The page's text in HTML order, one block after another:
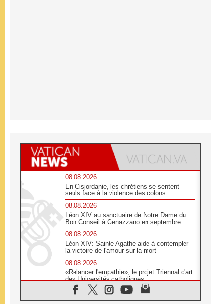
08.08.2026
En Cisjordanie, les chrétiens se sentent
seuls face à la violence des colons
08.08.2026
Léon XIV au sanctuaire de Notre Dame du
Bon Conseil à Genazzano en septembre
08.08.2026
Léon XIV: Sainte Agathe aide à contempler
la victoire de l'amour sur la mort
08.08.2026
«Relancer l'empathie», le projet Triennal d'art
des Universités catholiques
08.08.2026
Signis 2026, donner la parole aux religieuses